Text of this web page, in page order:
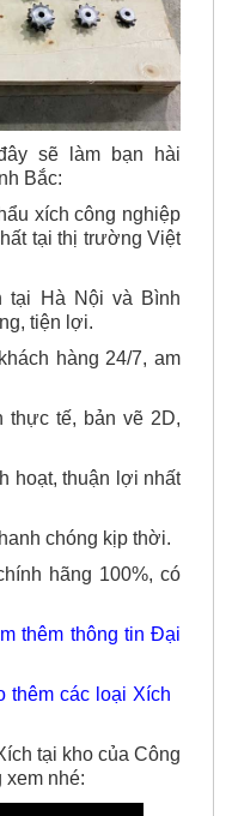
sẽ làm bạn hài
Bắc:
xích công nghiệp
tại thị trường Việt
tại Hà Nội và Bình
tiện lợi.
hàng 24/7, am
thực tế, bản vẽ 2D,
hoạt, thuận lợi nhất
chóng kịp thời.
hãng 100%, có
thêm thông tin Đại
thêm các loại Xích
tại kho của Công
xem nhé: